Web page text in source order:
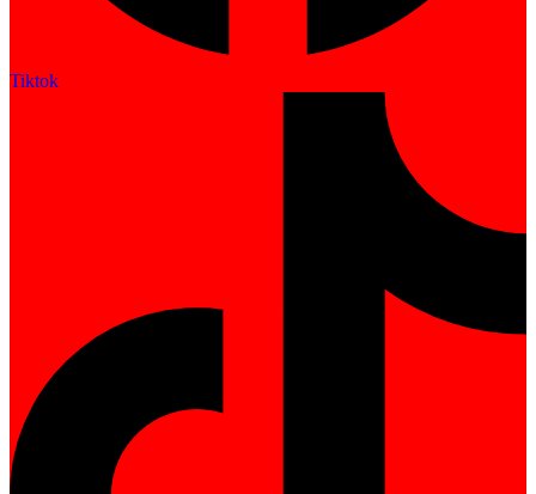
Tiktok